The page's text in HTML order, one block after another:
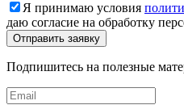
Я принимаю условия
даю согласие на обработку
Подпишитесь на полезные